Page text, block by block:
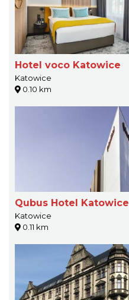
Hotel voco Katowice
Katowice
0.10 km
Qubus Hotel Katowice
Katowice
0.11 km